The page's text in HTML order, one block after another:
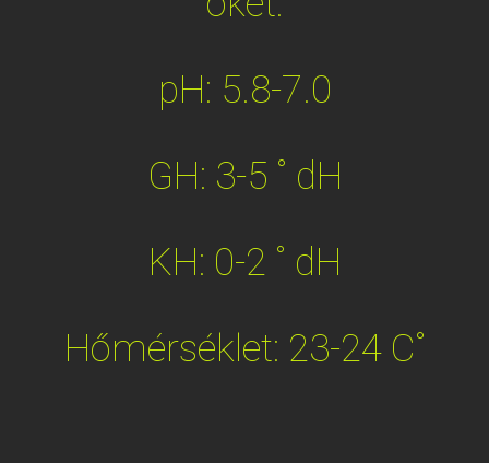
pH: 5.8-7.0
GH: 3-5 ˚ dH
KH: 0-2 ˚ dH
Hőmérséklet: 23-24 C˚